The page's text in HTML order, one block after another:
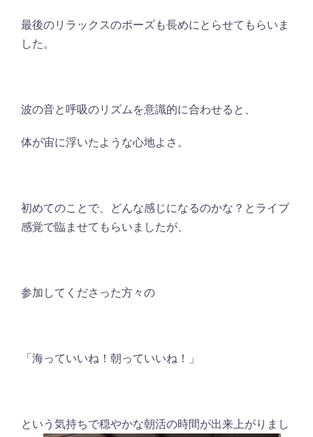
最後のリラックスのポーズも長めにとらせてもらいま
した。
波の音と呼吸のリズムを意識的に合わせると、
体が宙に浮いたような心地よさ。
初めてのことで、どんな感じになるのかな？とライブ
感覚で臨ませてもらいましたが、
参加してくださった方々の
「海っていいね！朝っていいね！」
という気持ちで穏やかな朝活の時間が出来上がりまし